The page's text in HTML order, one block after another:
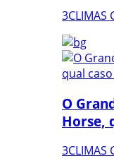
3CLIMAS
O
Horse,
3CLIMAS